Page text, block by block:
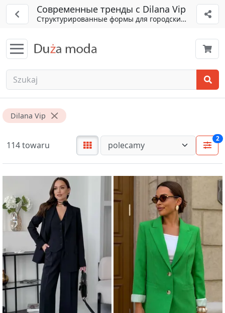
Современные тренды с Dilana Vip
Структурированные формы для городских будней
Dilana Vip
114 towaru
2